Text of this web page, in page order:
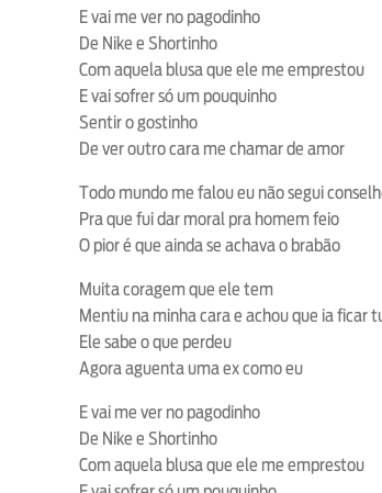
E vai me ver no pagodinho
De Nike e Shortinho
Com aquela blusa que ele me emprestou
E vai sofrer só um pouquinho
Sentir o gostinho
De ver outro cara me chamar de amor
Todo mundo me falou eu não segui
Pra que fui dar moral pra homem feio
O pior é que ainda se achava o brabão
Muita coragem que ele tem
Mentiu na minha cara e achou que ia ficar
Ele sabe o que perdeu
Agora aguenta uma ex como eu
E vai me ver no pagodinho
De Nike e Shortinho
Com aquela blusa que ele me emprestou